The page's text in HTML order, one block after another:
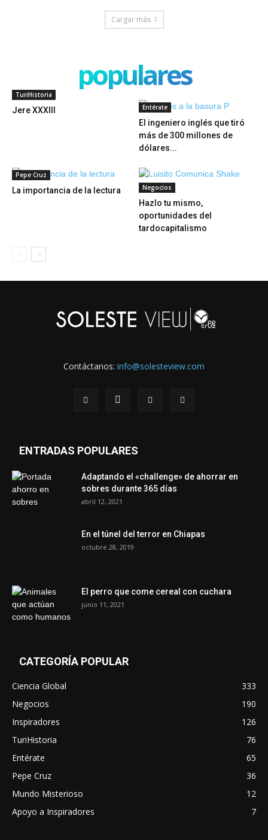
Cargar más
populares
TuriHistoria
Jere XXXIII Entérate
El ingeniero inglés que tiró
más de 300 millones de
dólares...
Pepe Cruz
La importancia de la lectura Negocios
Hazlo tu mismo,
oportunidades del
tardocapitalismo
Contáctanos: info@solesteview.com
ENTRADAS POPULARES
Adaptando el «challenge» de ahorrar en
sobres durante 365 días
abril 12, 2021
En el túnel del terror en Chiapas
octubre 28, 2019
El perro que come cereal con cuchara
junio 11, 2021
CATEGORÍA POPULAR
Ciencia Global
333
Negocios
190
Inspiradores
126
TuriHistoria
76
Entérate
65
Pepe Cruz
36
Mundo Misterioso
12
Apoyo a Inspiradores
7